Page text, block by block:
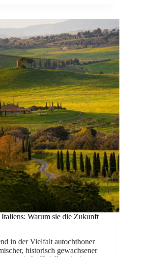
Warum sie die Zukunft
in der Vielfalt autochthoner
historisch gewachsener